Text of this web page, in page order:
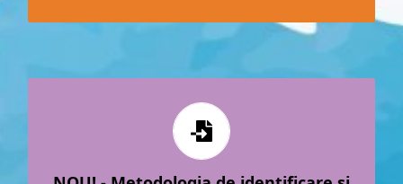
Metodologia de identificare şi selectare a